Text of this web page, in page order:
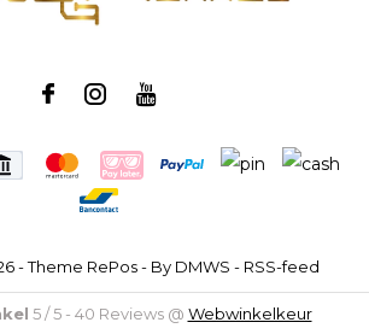
- Theme RePos - By DMWS - RSS-feed
5/5- 40 Reviews @ Webwinkelkeur